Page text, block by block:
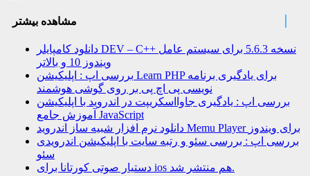
مشاهده بیشتر
دانلود کامپایلر DEV – C++ نسخه 5.6.3 برای سیستم عامل
ویندوز 10 و بالاتر
بررسی اپ : اپلیکیشن Learn PHP برای یادگیری برنامه
نویسی پی اچ پی بر روی گوشی هوشمند
بررسی اپ : یادگیری جاوااسکریپت در اندروید با اپلیکیشن
آموزش جامع JavaScript
دانلود نرم افزار شبیه ساز اندروید Memu Player برای ویندوز
بررسی اپ : بررسی سئو و رتبه سایت با اپلیکیشن اندرویدی
سئو
دستیار صوتی کورتانا برای ios هم منتشر شد.